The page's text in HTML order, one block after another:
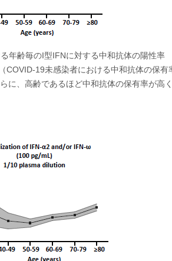
年齢毎のI型IFNに対する中和抗体の陽性率
COVID-19未感染者における中和抗体の保有
に、高齢であるほど中和抗体の保有率が高